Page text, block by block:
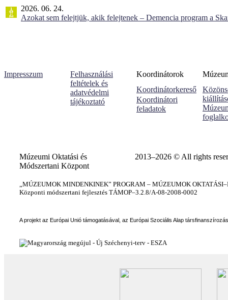
2026. 06. 24.
Azokat sem felejtjük, akik felejtenek – Demencia program a
Impresszum
Felhasználási
feltételek és
adatvédelmi
tájékoztató
Koordinátorok
Koordinátorkereső
Koordinátori
feladatok
Múzeumi Oktatási és
Módszertani Központ
2013–2026 © All rights
„MÚZEUMOK MINDENKINEK” PROGRAM – MÚZEUMOK
Központi módszertani fejlesztés TÁMOP–3.2.8/A-08-2008-0002
A projekt az Európai Unió támogatásával, az Európai Szociális Alap